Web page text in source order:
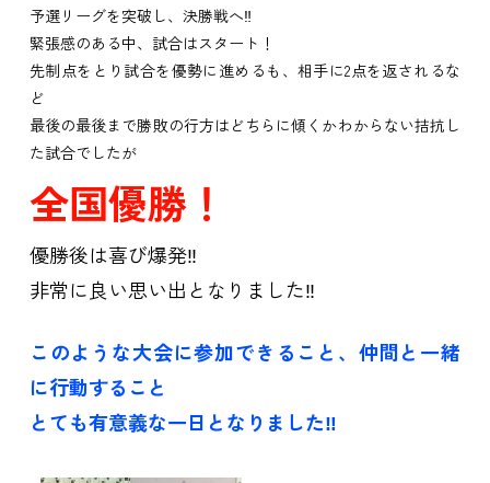
予選リーグを突破し、決勝戦へ‼
緊張感のある中、試合はスタート！
先制点をとり試合を優勢に進めるも、相手に2点を返されるな
ど
最後の最後まで勝敗の行方はどちらに傾くかわからない拮抗し
た試合でしたが
全国優勝！
優勝後は喜び爆発‼
非常に良い思い出となりました‼
このような大会に参加できること、仲間と一緒
に行動すること
とても有意義な一日となりました‼